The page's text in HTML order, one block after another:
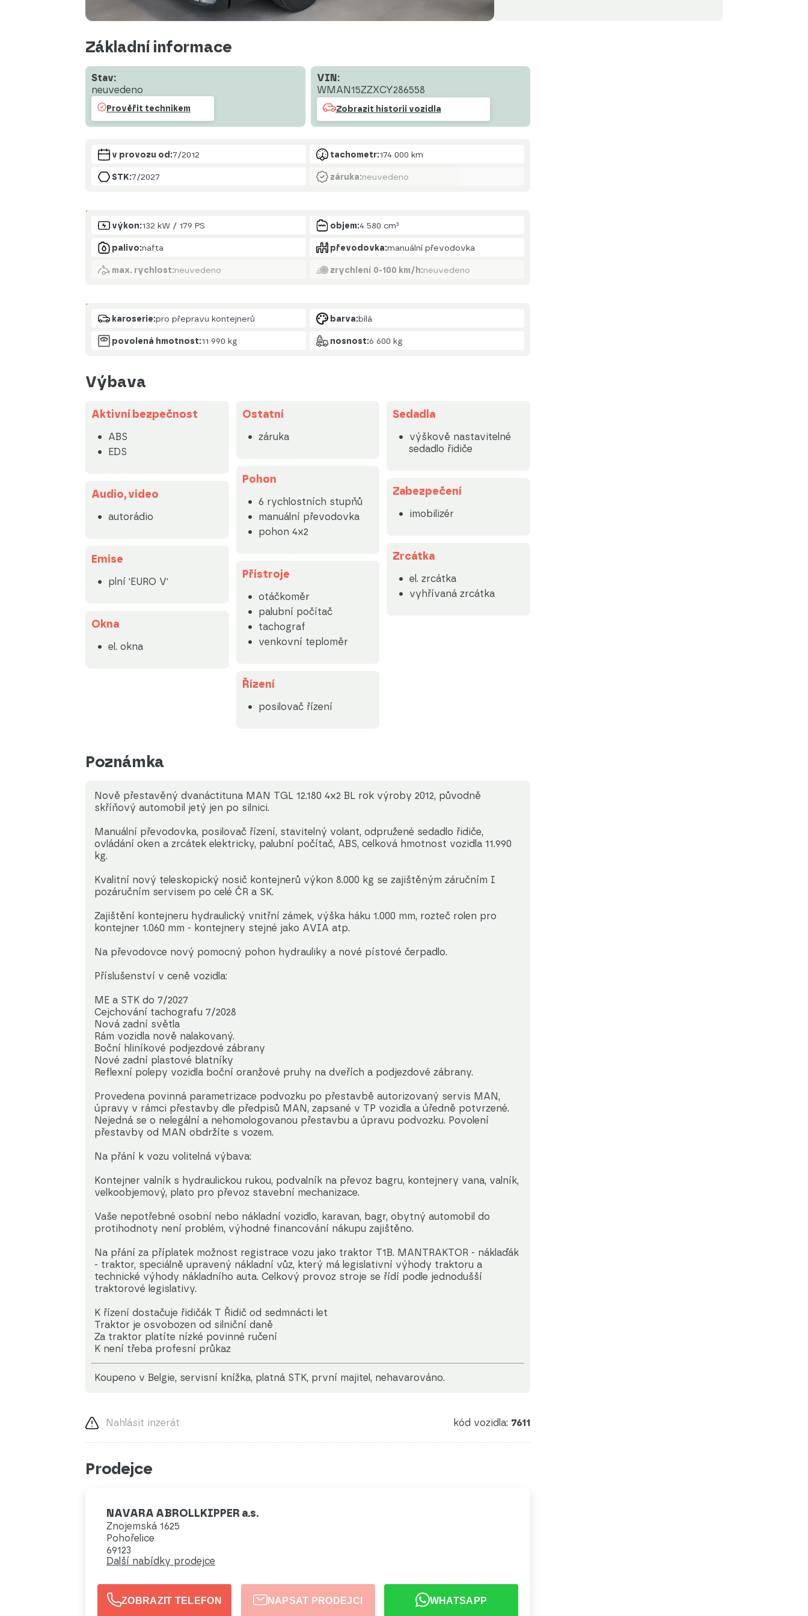
Základní informace
Stav:
neuvedeno
Prověřit technikem
VIN:
WMAN15ZZXCY286558
Zobrazit historii vozidla
v provozu od:7/2012 tachometr:174 000 km
STK:7/2027 záruka:neuvedeno
Motor
výkon:132 kW / 179 PS objem:4 580 cm³
palivo:nafta převodovka:manuální převodovka
max. rychlost:neuvedeno zrychlení 0-100 km/h:neuvedeno
Karoserie
karoserie:pro přepravu kontejnerů barva:bílá
povolená hmotnost:11 990 kg nosnost:6 600 kg
Výbava
Aktivní bezpečnost
ABS
EDS
Audio, video
autorádio
Emise
plní 'EURO V'
Okna
el. okna
Ostatní
záruka
Pohon
6 rychlostních stupňů
manuální převodovka
pohon 4x2
Přístroje
otáčkoměr
palubní počítač
tachograf
venkovní teploměr
Řízení
posilovač řízení
Sedadla
výškově nastavitelné
sedadlo řidiče
Zabezpečení
imobilizér
Zrcátka
el. zrcátka
vyhřívaná zrcátka
Poznámka
Nově přestavěný dvanáctituna MAN TGL 12.180 4x2 BL rok výroby 2012, původně
skříňový automobil jetý jen po silnici.
Manuální převodovka, posilovač řízení, stavitelný volant, odpružené sedadlo řidiče,
ovládání oken a zrcátek elektricky, palubní počítač, ABS, celková hmotnost vozidla 11.990
kg.
Kvalitní nový teleskopický nosič kontejnerů výkon 8.000 kg se zajištěným záručním I
pozáručním servisem po celé ČR a SK.
Zajištění kontejneru hydraulický vnitřní zámek, výška háku 1.000 mm, rozteč rolen pro
kontejner 1.060 mm - kontejnery stejné jako AVIA atp.
Na převodovce nový pomocný pohon hydrauliky a nové pístové čerpadlo.
Příslušenství v ceně vozidla:
ME a STK do 7/2027
Cejchování tachografu 7/2028
Nová zadní světla
Rám vozidla nově nalakovaný.
Boční hliníkové podjezdové zábrany
Nové zadní plastové blatníky
Reflexní polepy vozidla boční oranžové pruhy na dveřích a podjezdové zábrany.
Provedena povinná parametrizace podvozku po přestavbě autorizovaný servis MAN,
úpravy v rámci přestavby dle předpisů MAN, zapsané v TP vozidla a úředně potvrzené.
Nejedná se o nelegální a nehomologovanou přestavbu a úpravu podvozku. Povolení
přestavby od MAN obdržíte s vozem.
Na přání k vozu volitelná výbava:
Kontejner valník s hydraulickou rukou, podvalník na převoz bagru, kontejnery vana, valník,
velkoobjemový, plato pro převoz stavební mechanizace.
Vaše nepotřebné osobní nebo nákladní vozidlo, karavan, bagr, obytný automobil do
protihodnoty není problém, výhodné financování nákupu zajištěno.
Na přání za příplatek možnost registrace vozu jako traktor T1B. MANTRAKTOR - náklaďák
- traktor, speciálně upravený nákladní vůz, který má legislativní výhody traktoru a
technické výhody nákladního auta. Celkový provoz stroje se řídí podle jednodušší
traktorové legislativy.
K řízení dostačuje řidičák T Řidič od sedmnácti let
Traktor je osvobozen od silniční daně
Za traktor platíte nízké povinné ručení
K není třeba profesní průkaz
koupeno v Belgie, servisní knížka, platná STK, první majitel, nehavarováno.
kód vozidla: 7611
Nahlásit inzerát
Prodejce
NAVARA ABROLLKIPPER a.s.
Znojemská 1625
Pohořelice
69123
Další nabídky prodejce
ZOBRAZIT TELEFON NAPSAT PRODEJCI WHATSAPP